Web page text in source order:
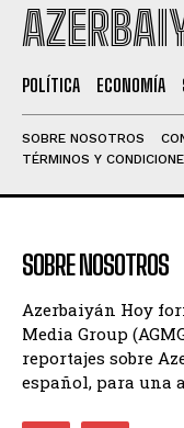
POLÍTICA ECONOMÍA
SOBRE NOSOTROS
TÉRMINOS Y
SOBRE NOSOTROS
Azerbaiyán Hoy
Media Group
reportajes sobre
español, para una